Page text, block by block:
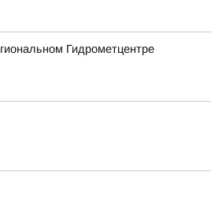
Гидрометцентре